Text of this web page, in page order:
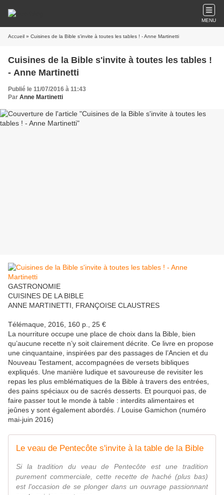
MENU
Accueil » Cuisines de la Bible s'invite à toutes les tables ! - Anne Martinetti
Cuisines de la Bible s'invite à toutes les tables !
- Anne Martinetti
Publié le 11/07/2016 à 11:43
Par Anne Martinetti
GASTRONOMIE
CUISINES DE LA BIBLE
ANNE MARTINETTI, FRANÇOISE CLAUSTRES
Télémaque, 2016, 160 p., 25 €
La nourriture occupe une place de choix dans la Bible, bien
qu’aucune recette n’y soit clairement décrite. Ce livre en propose
une cinquantaine, inspirées par des passages de l’Ancien et du
Nouveau Testament, accompagnées de versets bibliques
expliqués. Une manière ludique et savoureuse de revisiter les
repas les plus emblématiques de la Bible à travers des entrées,
des pains spéciaux ou de sacrés desserts. Et pourquoi pas, de
faire passer tout le monde à table : interdits alimentaires et
jeûnes y sont également abordés. / Louise Gamichon (numéro
mai-juin 2016)
Le veau de Pentecôte s'invite à la table de la Bible
Si la tradition du veau de Pentecôte est une tradition
purement commerciale, cette recette de haché (plus bas)
est l'occasion de se plonger dans un ouvrage passionnant